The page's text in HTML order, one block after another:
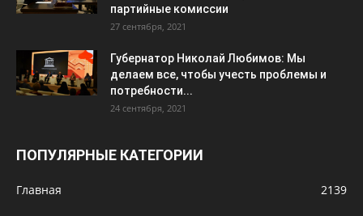
партийные комиссии
27 сентября, 2021
Губернатор Николай Любимов: Мы
делаем все, чтобы учесть проблемы и
потребности...
24 сентября, 2021
ПОПУЛЯРНЫЕ КАТЕГОРИИ
Главная 2139